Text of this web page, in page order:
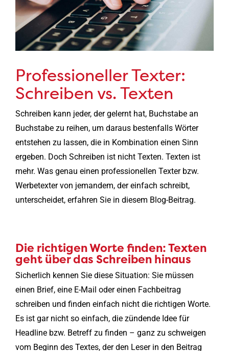
Professioneller Texter:
Schreiben vs. Texten
Schreiben kann jeder, der gelernt hat, Buchstabe an
Buchstabe zu reihen, um daraus bestenfalls Wörter
entstehen zu lassen, die in Kombination einen Sinn
ergeben. Doch Schreiben ist nicht Texten. Texten ist
mehr. Was genau einen professionellen Texter bzw.
Werbetexter von jemandem, der einfach schreibt,
unterscheidet, erfahren Sie in diesem Blog-Beitrag.
Die richtigen Worte finden: Texten
geht über das Schreiben hinaus
Sicherlich kennen Sie diese Situation: Sie müssen
einen Brief, eine E-Mail oder einen Fachbeitrag
schreiben und finden einfach nicht die richtigen Worte.
Es ist gar nicht so einfach, die zündende Idee für
Headline bzw. Betreff zu finden – ganz zu schweigen
vom Beginn des Textes, der den Leser in den Beitrag